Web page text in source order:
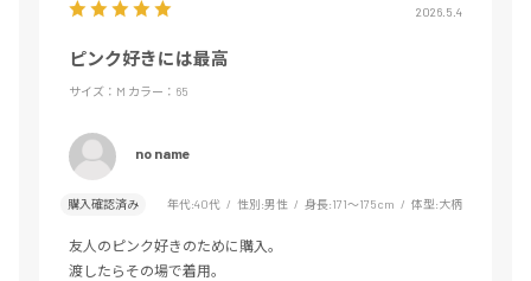
2026.5.4
ピンク好きには最高
サイズ：M カラー：65
no name
購入確認済み 年代:40代 性別:男性 身長:171～175cm 体型:大柄
友人のピンク好きのために購入。
渡したらその場で着用。